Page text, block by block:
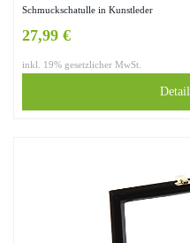
Schmuckschatulle in Kunstleder
27,99 €
inkl. 19% gesetzlicher MwSt.